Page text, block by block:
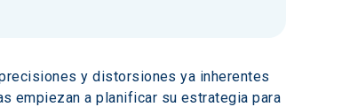
y distorsiones ya inherentes
empiezan a planificar su estrategia para